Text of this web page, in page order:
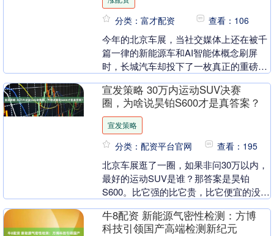
分类：富才配资 查看：106
今年的北京车展，当社交媒体上还在被千
篇一律的新能源车和AI智能体概念刷屏
时，长城汽车却投下了一枚真正的重磅炸
东先博士....
宣发策略 30万内运动SUV决赛
圈，为啥说昊铂S600才是真答案？
宣发策略
分类：配资平台官网 查看：195
北京车展逛了一圈，如果非问30万以内，
最好的运动SUV是谁？那答案是昊铂
S600。比它强的比它贵，比它便宜的没它
一步到位。 ....
牛8配资 新能源气密性检测：方博
科技引领国产高端检测新纪元